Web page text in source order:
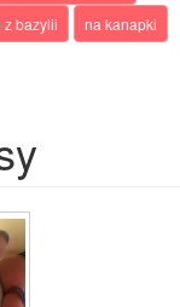
z bazylii
na kanapki